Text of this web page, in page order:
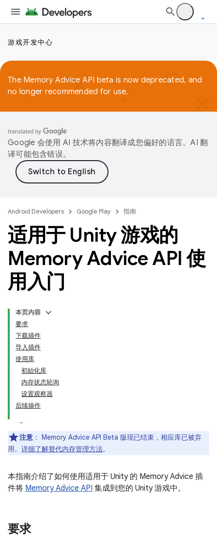
游戏开发中心
The Memory Advice API beta is now deprecated, and
no longer recommended for use.
Google 会使用 AI 技术将内容翻译成您偏好的语言。AI 翻
译可能包含错误。
Android Developers Google Play 指南
适用于 Unity 游戏的
Memory Advice API 使
用入门
本页内容
要求
下载插件
导入插件
使用库
初始化库
内存状态轮询
设置观察器
后续操作
注意 ： Memory Advice API Beta 版现已结束，相应库已被弃
用。 详细了解替代内存管理方法。
本指南介绍了如何使用适用于 Unity 的 Memory Advice 插
件将 Memory Advice API 集成到您的 Unity 游戏中。
要求